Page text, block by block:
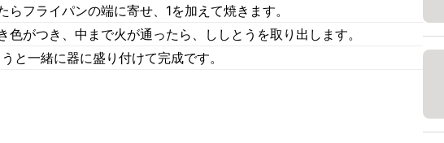
らフライパンの端に寄せ、1を加えて焼きます。
色がつき、中まで火が通ったら、ししとうを取り出します。
と一緒に器に盛り付けて完成です。